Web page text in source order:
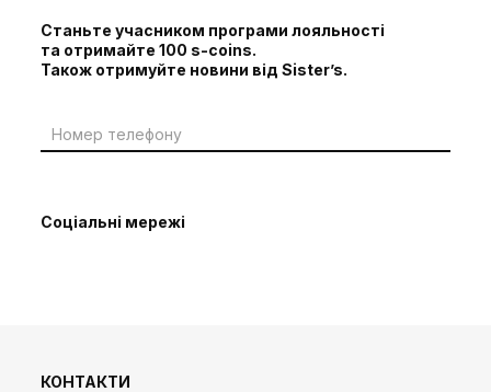
Станьте учасником програми лояльності
та отримайте 100 s-coins.
Також отримуйте новини від Sister’s.
Соціальні мережі
КОНТАКТИ